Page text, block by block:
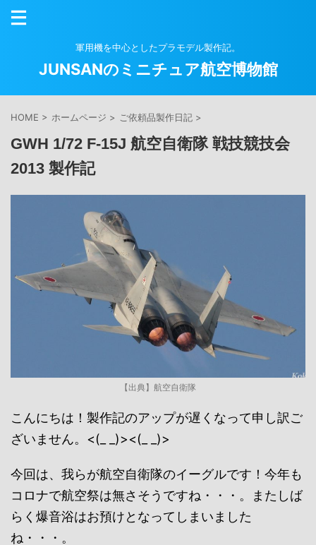
軍用機を中心としたプラモデル製作記。
JUNSANのミニチュア航空博物館
HOME > ホームページ > ご依頼品製作日記 >
GWH 1/72 F-15J 航空自衛隊 戦技競技会
2013 製作記
【出典】航空自衛隊
こんにちは！製作記のアップが遅くなって申し訳ご
ざいません。<(_ _)><(_ _)>
今回は、我らが航空自衛隊のイーグルです！今年も
コロナで航空祭は無さそうですね・・・。またしば
らく爆音浴はお預けとなってしまいました
ね・・・。